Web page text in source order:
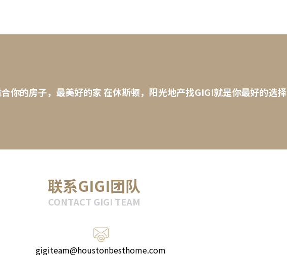
你的房子，最美好的家 在休斯顿，阳光地产找GIGI就是你最好的选择
联系GIGI团队
CONTACT GIGI TEAM
gigiteam@houstonbesthome.com